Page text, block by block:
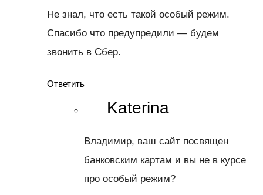
Не знал, что есть такой особый режим.
Спасибо что предупредили — будем
звонить в Сбер.
Ответить
Katerina
Владимир, ваш сайт посвящен
банковским картам и вы не в курсе
про особый режим?